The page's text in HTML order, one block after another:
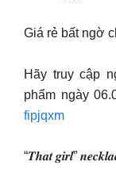
Giá rẻ bất ngờ
Hãy truy cập
phẩm ngày
fipjqxm
“𝑻𝒉𝒂𝒕 𝒈𝒊𝒓𝒍”